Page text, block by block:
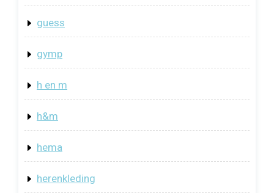
guess
gymp
h en m
h&m
hema
herenkleding